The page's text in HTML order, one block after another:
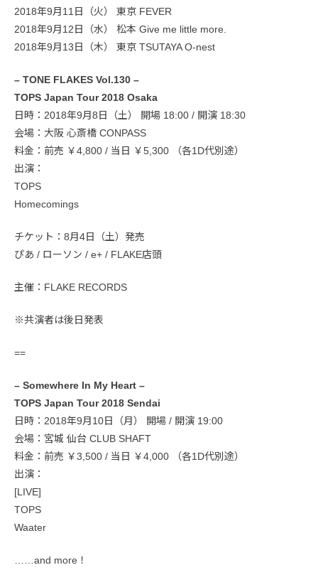
2018年9月11日（火） 東京 FEVER
2018年9月12日（水） 松本 Give me little more.
2018年9月13日（木） 東京 TSUTAYA O-nest
– TONE FLAKES Vol.130 –
TOPS Japan Tour 2018 Osaka
日時：2018年9月8日（土） 開場 18:00 / 開演 18:30
会場：大阪 心斎橋 CONPASS
料金：前売 ￥4,800 / 当日 ￥5,300 （各1D代別途）
出演：
TOPS
Homecomings
チケット：8月4日（土）発売
ぴあ / ローソン / e+ / FLAKE店頭
主催：FLAKE RECORDS
※共演者は後日発表
==
– Somewhere In My Heart –
TOPS Japan Tour 2018 Sendai
日時：2018年9月10日（月） 開場 / 開演 19:00
会場：宮城 仙台 CLUB SHAFT
料金：前売 ￥3,500 / 当日 ￥4,000 （各1D代別途）
出演：
[LIVE]
TOPS
Waater
……and more！